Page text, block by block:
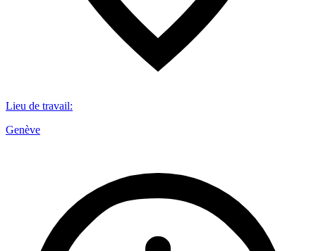
Lieu de travail:
Genève